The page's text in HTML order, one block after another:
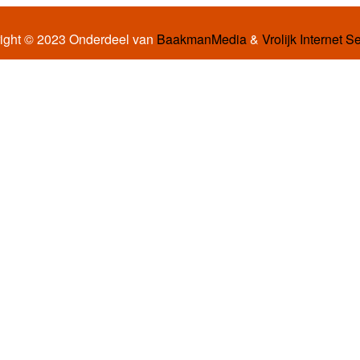
© 2023 Onderdeel van BaakmanMedia& Vrolijk Internet